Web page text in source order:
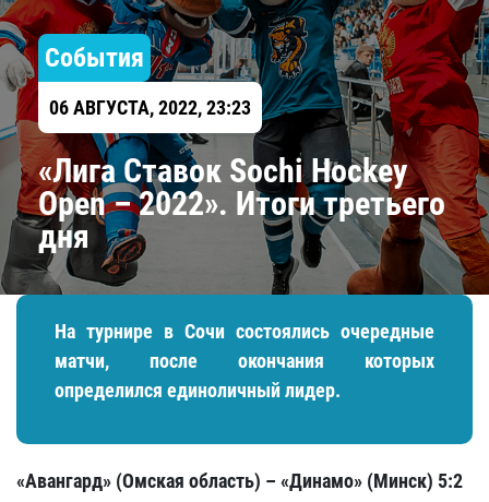
События
06 АВГУСТА, 2022, 23:23
«Лига Ставок Sochi Hockey
Open – 2022». Итоги третьего
дня
На турнире в Сочи состоялись очередные
матчи, после окончания которых
определился единоличный лидер.
«Авангард» (Омская область) – «Динамо» (Минск) 5:2